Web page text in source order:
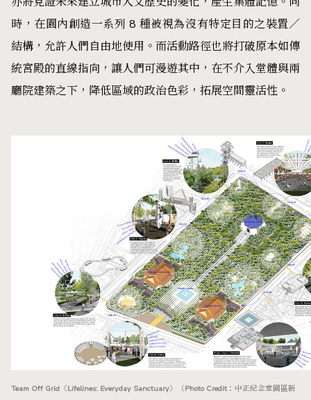
時，在園內創造一系列 8 種被視為沒有特定目的之裝置／
結構，允許人們自由地使用。而活動路徑也將打破原本如傳
統宮殿的直線指向，讓人們可漫遊其中，在不介入堂體與兩
廳院建築之下，降低區域的政治色彩，拓展空間靈活性。
Team Off Grid《Lifelines: Everyday Sanctuary》（Photo Credit：中正紀念堂園區新